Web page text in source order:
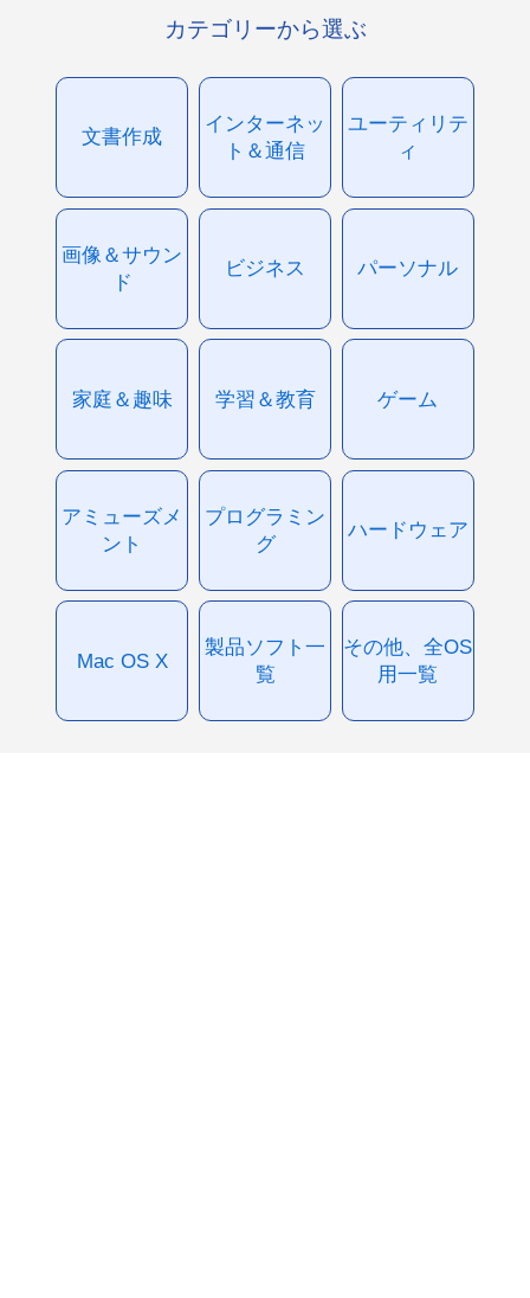
カテゴリーから選ぶ
文書作成
インターネッ
ト＆通信
ユーティリテ
ィ
画像＆サウン
ド
ビジネス パーソナル
家庭＆趣味 学習＆教育 ゲーム
アミューズメ
ント
プログラミン
グ
ハードウェア
Mac OS X
製品ソフト一
覧
その他、全OS
用一覧